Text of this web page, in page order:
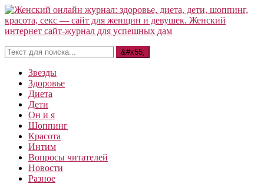
Звезды
Здоровье
Диета
Дети
Он и я
Шоппинг
Красота
Интим
Вопросы читателей
Новости
Разное